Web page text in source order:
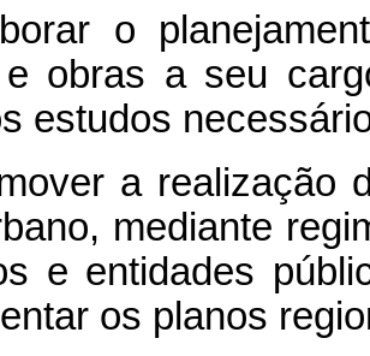
o
obras a seu
estudos
a realização
mediante
e entidades
os planos